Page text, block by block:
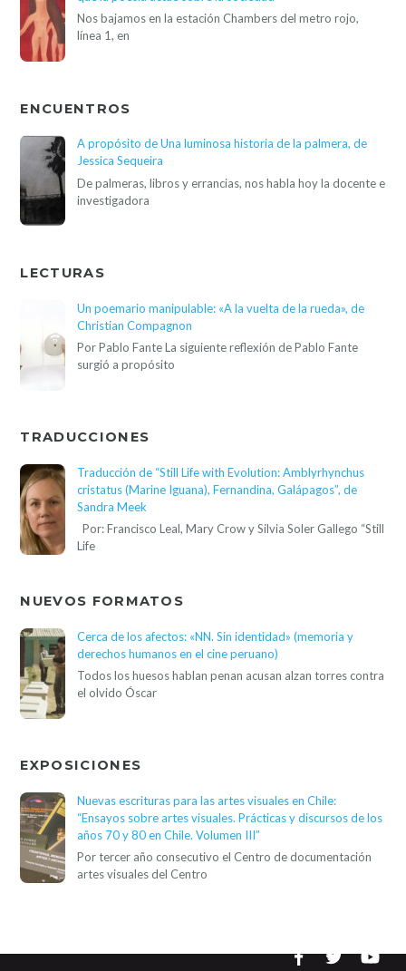
Nos bajamos en la estación Chambers del metro rojo,
línea 1, en
ENCUENTROS
A propósito de Una luminosa historia de la palmera, de
Jessica Sequeira
De palmeras, libros y errancias, nos habla hoy la docente e
investigadora
LECTURAS
Un poemario manipulable: «A la vuelta de la rueda», de
Christian Compagnon
Por Pablo Fante La siguiente reflexión de Pablo Fante
surgió a propósito
TRADUCCIONES
Traducción de “Still Life with Evolution: Amblyrhynchus
cristatus (Marine Iguana), Fernandina, Galápagos”, de
Sandra Meek
Por: Francisco Leal, Mary Crow y Silvia Soler Gallego “Still
Life
NUEVOS FORMATOS
Cerca de los afectos: «NN. Sin identidad» (memoria y
derechos humanos en el cine peruano)
Todos los huesos hablan penan acusan alzan torres contra
el olvido Óscar
EXPOSICIONES
Nuevas escrituras para las artes visuales en Chile:
“Ensayos sobre artes visuales. Prácticas y discursos de los
años 70 y 80 en Chile. Volumen III”
Por tercer año consecutivo el Centro de documentación
artes visuales del Centro